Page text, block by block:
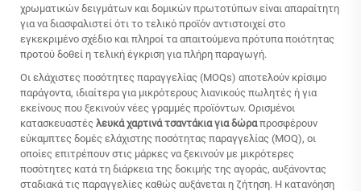
χρωματικών δειγμάτων και δομικών πρωτοτύπων είναι απαραίτητη
για να διασφαλιστεί ότι το τελικό προϊόν αντιστοιχεί στο
εγκεκριμένο σχέδιο και πληροί τα απαιτούμενα πρότυπα ποιότητας
προτού δοθεί η τελική έγκριση για πλήρη παραγωγή.
Οι ελάχιστες ποσότητες παραγγελίας (MOQs) αποτελούν κρίσιμο
παράγοντα, ιδιαίτερα για μικρότερους λιανικούς πωλητές ή για
εκείνους που ξεκινούν νέες γραμμές προϊόντων. Ορισμένοι
κατασκευαστές λευκά χαρτινά τσαντάκια για δώραπροσφέρουν
εύκαμπτες δομές ελάχιστης ποσότητας παραγγελίας (MOQ), οι
οποίες επιτρέπουν στις μάρκες να ξεκινούν με μικρότερες
ποσότητες κατά τη διάρκεια της δοκιμής της αγοράς, αυξάνοντας
σταδιακά τις παραγγελίες καθώς αυξάνεται η ζήτηση. Η κατανόηση